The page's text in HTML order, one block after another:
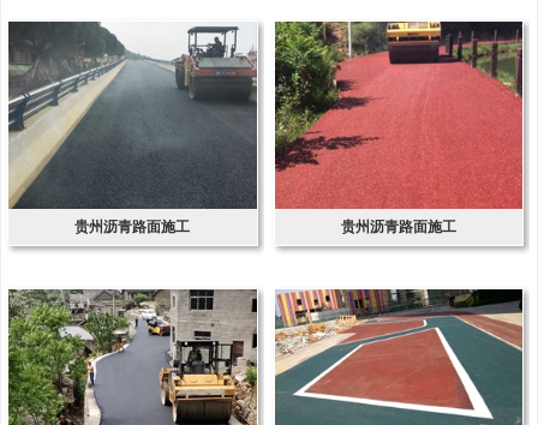
贵州沥青路面施工 贵州沥青路面施工